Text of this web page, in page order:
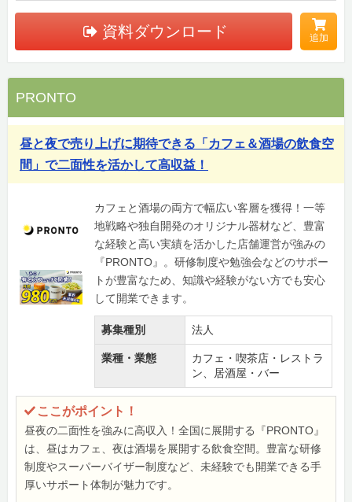
資料ダウンロード 追加
PRONTO
昼と夜で売り上げに期待できる「カフェ＆酒場の飲食空
間」で二面性を活かして高収益！
カフェと酒場の両方で幅広い客層を獲得！一等
地戦略や独自開発のオリジナル器材など、豊富
な経験と高い実績を活かした店舗運営が強みの
『PRONTO』。研修制度や勉強会などのサポー
トが豊富なため、知識や経験がない方でも安心
して開業できます。
募集種別 法人
業種・業態
カフェ・喫茶店・レストラ
ン、居酒屋・バー
ここがポイント！
昼夜の二面性を強みに高収入！全国に展開する『PRONTO』
は、昼はカフェ、夜は酒場を展開する飲食空間。豊富な研修
制度やスーパーバイザー制度など、未経験でも開業できる手
厚いサポート体制が魅力です。